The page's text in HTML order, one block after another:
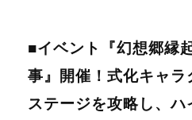
■イベント『幻想郷縁
事』開催！式化キャラ
ステージを攻略し、ハ